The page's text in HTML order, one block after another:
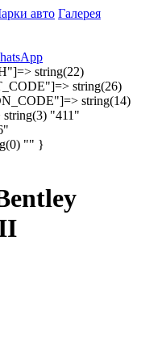
авто Галерея
string(22)
string(26)
string(14)
"411"
"" }